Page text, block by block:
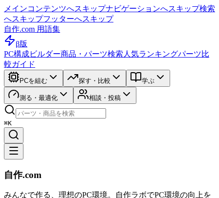
メインコンテンツへスキップナビゲーションへスキップ検索
へスキップフッターへスキップ
自作.com 用語集
β版
PC構成ビルダー商品・パーツ検索 人気ランキングパーツ比
較ガイド
PCを組む 探す・比較 学ぶ
測る・最適化 相談・投稿
⌘K
自作.com
みんなで作る、理想のPC環境。 自作ラボでPC環境の向上を